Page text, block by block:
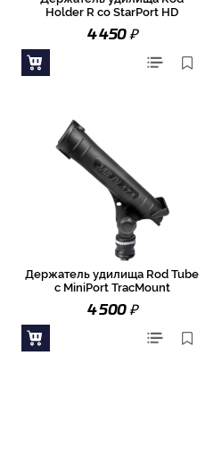
Holder R со StarPort HD
4 450₽
Держатель удилища Rod Tube
с MiniPort TracMount
4 500₽